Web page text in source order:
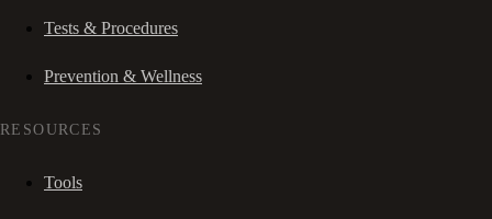
Tests & Procedures
Prevention & Wellness
RESOURCES
Tools